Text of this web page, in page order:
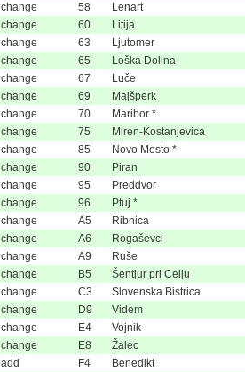
change 58
Lenart
change 60
Litija
change 63
Ljutomer
change 65
Loška Dolina
change 67
Luče
change 69
Majšperk
change 70
Maribor *
change 75
Miren-Kostanjevica
change 85
Novo Mesto *
change 90
Piran
change 95
Preddvor
change 96
Ptuj *
change A5
Ribnica
change A6
Rogaševci
change A9
Ruše
change B5
Šentjur pri Celju
change C3
Slovenska Bistrica
change D9
Videm
change E4
Vojnik
change E8
Žalec
add F4
Benedikt